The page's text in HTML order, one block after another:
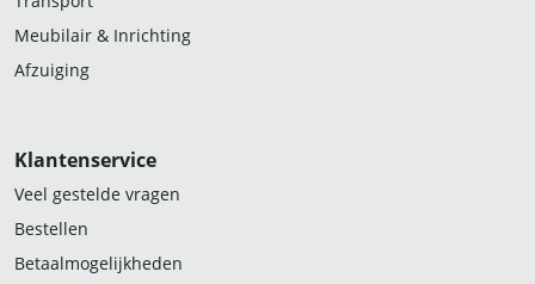
Meubilair & Inrichting
Afzuiging
Klantenservice
Veel gestelde vragen
Bestellen
Betaalmogelijkheden